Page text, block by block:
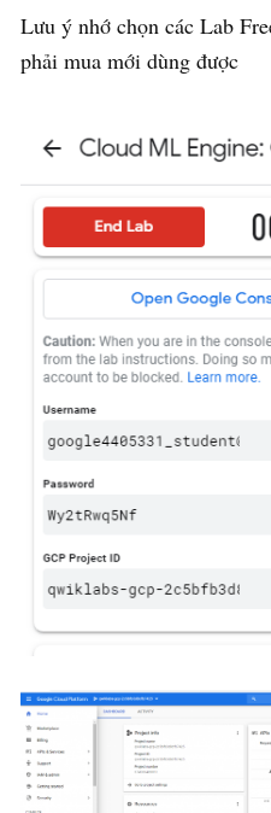
Lưu ý nhớ chọn các Lab
phải mua mới dùng được